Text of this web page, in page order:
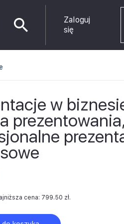
Zaloguj
się
w
cena: 799.50 zł.